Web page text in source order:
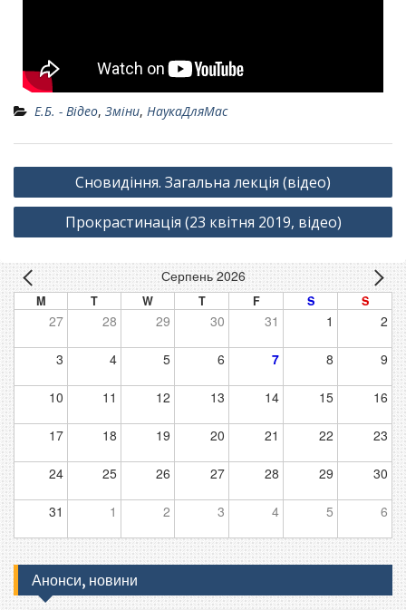
Е.Б. - Відео, Зміни, НаукаДляМас
Сновидіння. Загальна лекція (відео)
Прокрастинація (23 квітня 2019, відео)
Серпень 2026
M T W T F S S
27 28 29 30 31 1 2
3 4 5 6 7 8 9
10 11 12 13 14 15 16
17 18 19 20 21 22 23
24 25 26 27 28 29 30
31 1 2 3 4 5 6
Анонси, новини